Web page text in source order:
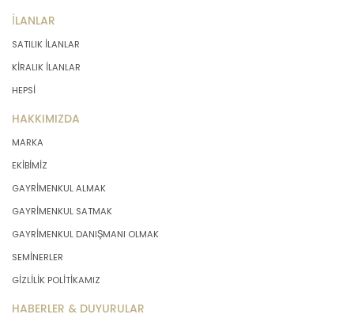
İLANLAR
SATILIK İLANLAR
KİRALIK İLANLAR
HEPSİ
HAKKIMIZDA
MARKA
EKİBİMİZ
GAYRİMENKUL ALMAK
GAYRİMENKUL SATMAK
GAYRİMENKUL DANIŞMANI OLMAK
SEMİNERLER
GİZLİLİK POLİTİKAMIZ
HABERLER & DUYURULAR